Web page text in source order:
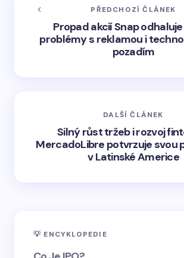
PŘEDCHOZÍ ČLÁNEK
Propad akcií Snap
problémy s reklamou i
pozadím
DALŠÍ ČLÁNEK
Silný růst tržeb i rozvoj
MercadoLibre potvrzuje svou
v Latinské Americe
💡 ENCYKLOPEDIE